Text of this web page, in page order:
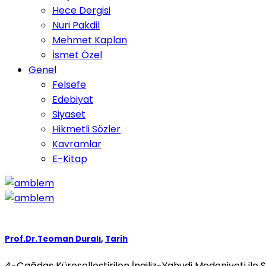
Hece Dergisi
Nuri Pakdil
Mehmet Kaplan
İsmet Özel
Genel
Felsefe
Edebiyat
Siyaset
Hikmetli Sözler
Kavramlar
E-Kitap
Prof.Dr.Teoman Duralı, Tarih